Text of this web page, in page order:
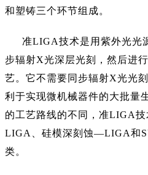
和塑铸三个环节组成。
准LIGA技术是用紫外光光
步辐射X光深层光刻，然后进
艺。它不需要同步辐射X光光
利于实现微机械器件的大批量
的工艺路线的不同，准LIGA
LIGA、硅模深刻蚀—LIGA和
类。